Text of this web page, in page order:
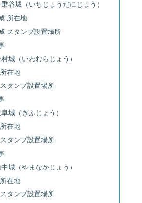
谷城（いちじょうだにじょう）
所在地
スタンプ設置場所
城（いわむらじょう）
在地
タンプ設置場所
城（ぎふじょう）
在地
タンプ設置場所
城（やまなかじょう）
在地
タンプ設置場所